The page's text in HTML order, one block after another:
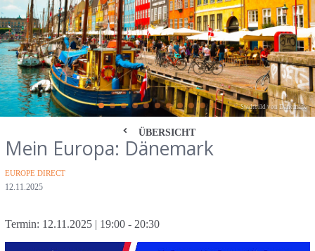
Stadtbild von Dänemark
ÜBERSICHT
Mein Europa: Dänemark
Kategorien
EUROPE DIRECT
Veröffentlichungsdatum
12.11.2025
Termin: 12.11.2025 | 19:00 - 20:30